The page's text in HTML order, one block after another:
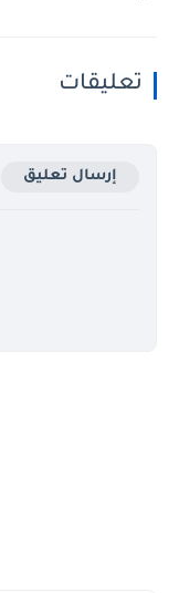
تعليقات
إرسال تعليق